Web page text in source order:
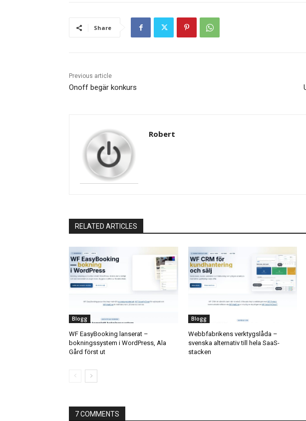
Share
Previous article
Onoff begär konkurs
Robert
RELATED ARTICLES
Blogg
WF EasyBooking lanserat –
bokningssystem i WordPress, Ala
Gård först ut
Blogg
Webbfabrikens verktygslåda –
svenska alternativ till hela SaaS-
stacken
7 COMMENTS